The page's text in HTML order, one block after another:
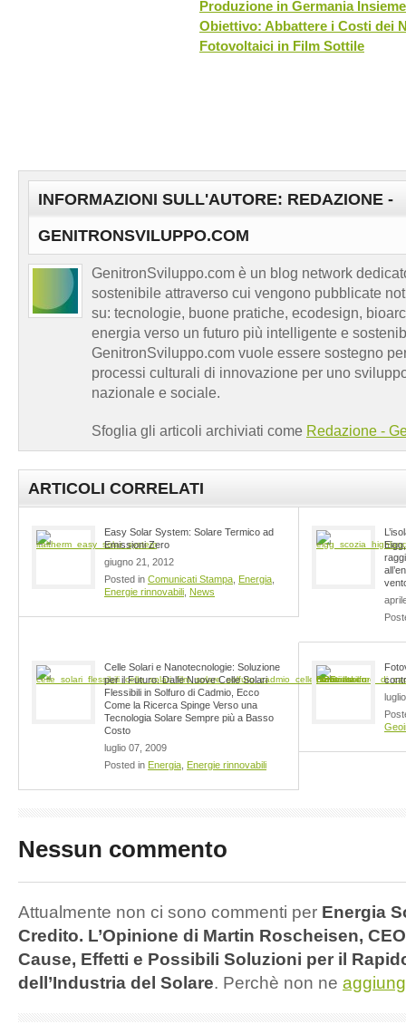
Produzione in Germania
Obiettivo: Abbattere i Costi dei
Fotovoltaici in Film Sottile
INFORMAZIONI SULL'AUTORE: REDAZIONE -
GENITRONSVILUPPO.COM
GenitronSviluppo.com è un blog network
sostenibile attraverso cui vengono pubblicate
su: tecnologie, buone pratiche, ecodesign,
energia verso un futuro più intelligente e
GenitronSviluppo.com vuole essere sostegno
processi culturali di innovazione per uno
nazionale e sociale.
Sfoglia gli articoli archiviati come Redazione -
ARTICOLI CORRELATI
Easy Solar System: Solare Termico ad
Emissioni Zero
giugno 21, 2012
Posted in Comunicati Stampa Energia
Energie rinnovabili News
Celle Solari e Nanotecnologie: Soluzione
per il Futuro. Dalle Nuove Celle Solari
Flessibili in Solfuro di Cadmio, Ecco
Come la Ricerca Spinge Verso una
Tecnologia Solare Sempre più a Basso
Costo
luglio 07, 2009
Posted in Energia Energie rinnovabili
Nessun commento
Attualmente non ci sono commenti per Energia
Credito. L’Opinione di Martin Roscheisen,
Cause, Effetti e Possibili Soluzioni per il
dell’Industria del Solare. Perchè non ne